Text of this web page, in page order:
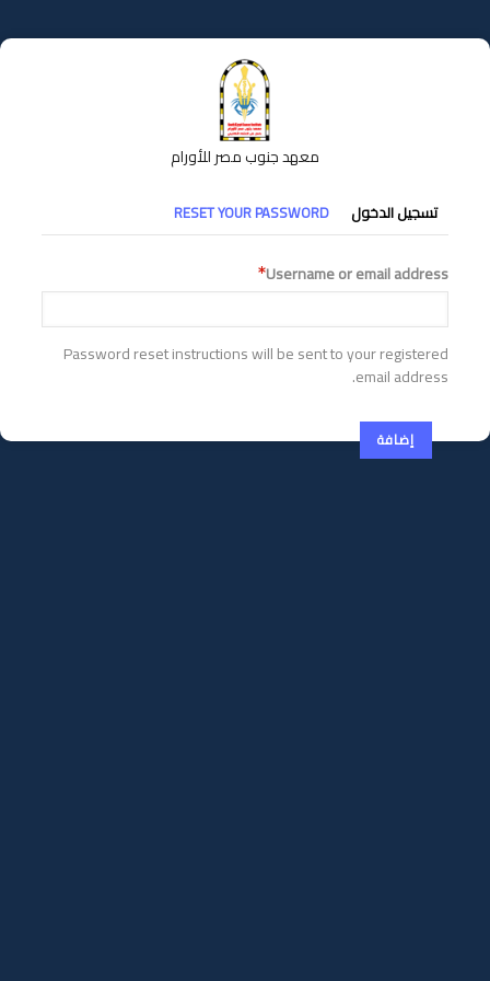
إلى
المحتوى
معهد جنوب مصر للأورام
التبويبات
الأساسية
تسجيل الدخول RESET YOUR PASSWORD
Username or email address
Password reset instructions will be sent to your registered
email address.